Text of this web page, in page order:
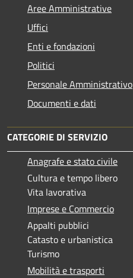
Aree Amministrative
Uffici
Enti e fondazioni
Politici
Personale Amministrativo
Documenti e dati
CATEGORIE DI SERVIZIO
Anagrafe e stato civile
Cultura e tempo libero
Vita lavorativa
Imprese e Commercio
Appalti pubblici
Catasto e urbanistica
Turismo
Mobilità e trasporti